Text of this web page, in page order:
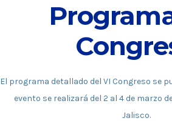
El programa detallado del VI Congreso se
evento se realizará del 2 al 4 de marzo
Jalisco.